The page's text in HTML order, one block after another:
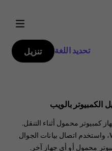
تحديد اللغة تنزيل
بالويب
كمبيوتر محمول أثناء التنقل.
قم بتحويل هاتفك لنقطة اتصال Wi-Fi، واستخدم اتصال بيانات الجوال
محمول أو أي جهاز آخر.